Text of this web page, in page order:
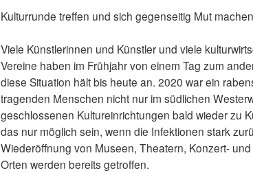
Kulturrunde treffen und sich gegenseitig Mut
Viele Künstlerinnen und Künstler und viele
Vereine haben im Frühjahr von einem Tag zum
diese Situation hält bis heute an. 2020 war ein
tragenden Menschen nicht nur im südlichen
geschlossenen Kultureinrichtungen bald wieder zu
das nur möglich sein, wenn die Infektionen stark
Wiederöffnung von Museen, Theatern, Konzert-
Orten werden bereits getroffen.